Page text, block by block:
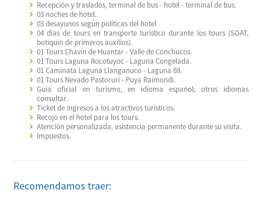
Recepción y traslados, terminal de bus - hotel - terminal de bus.
03 noches de hotel.
03 desayunos según políticas del hotel
04 días de tours en transporte turístico durante los tours (SOAT,
botiquín de primeros auxilios).
01 Tours Chavín de Huantar - Valle de Conchucos.
01 Tours Laguna Rocotuyoc - Laguna Congelada.
01 Caminata Laguna Llanganuco - Laguna 69.
01 Tours Nevado Pastoruri - Puya Raimondi.
Guía oficial en turismo, en idioma español; otros idiomas
consultar.
Ticket de ingresos a los atractivos turísticos.
Recojo en el hotel para los tours.
Atención personalizada, asistencia permanente durante su visita.
Impuestos.
Recomendamos traer: